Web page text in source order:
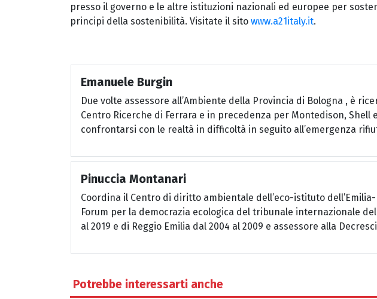
presso il governo e le altre istituzioni nazionali ed europee per
principi della sostenibilità. Visitate il sito www.a21italy.it.
Emanuele Burgin
Due volte assessore all’Ambiente della Provincia di Bologna , è
Centro Ricerche di Ferrara e in precedenza per Montedison, Shell
confrontarsi con le realtà in difficoltà in seguito all’emergenza
Pinuccia Montanari
Coordina il Centro di diritto ambientale dell’eco-istituto
Forum per la democrazia ecologica del tribunale internazionale
al 2019 e di Reggio Emilia dal 2004 al 2009 e assessore alla
Potrebbe interessarti anche